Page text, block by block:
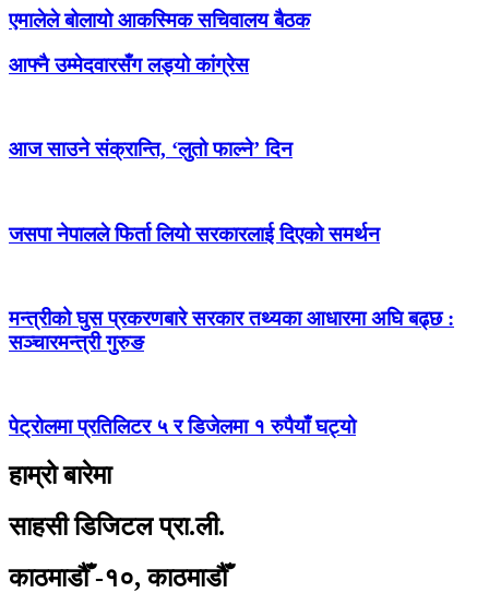
एमालेले बोलायो आकस्मिक सचिवालय बैठक
आफ्नै उम्मेदवारसँग लड्यो कांग्रेस
आज साउने संक्रान्ति, ‘लुतो फाल्ने’ दिन
जसपा नेपालले फिर्ता लियो सरकारलाई दिएको समर्थन
मन्त्रीको घुस प्रकरणबारे सरकार तथ्यका आधारमा अघि बढ्छ :
सञ्चारमन्त्री गुरुङ
पेट्राेलमा प्रतिलिटर ५ र डिजेलमा १ रुपैयाँ घट्यो
हाम्रो बारेमा
साहसी डिजिटल प्रा.ली.
काठमाडौँ -१०, काठमाडौँ